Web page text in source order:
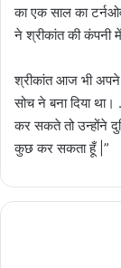
का एक साल का
ने श्रीकांत की कंपनी में
श्रीकांत आज भी अपने
सोच ने बना दिया
कर सकते तो उन्होंने
कुछ कर सकता हूँ |”